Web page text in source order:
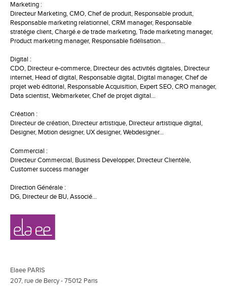
Marketing :
Directeur Marketing, CMO, Chef de produit, Responsable produit,
Responsable marketing relationnel, CRM manager, Responsable
stratégie client, Chargé.e de trade marketing, Trade marketing manager,
Product marketing manager, Responsable fidélisation…
Digital :
CDO, Directeur e-commerce, Directeur des activités digitales, Directeur
internet, Head of digital, Responsable digital, Digital manager, Chef de
projet web éditorial, Responsable Acquisition, Expert SEO, CRO manager,
Data scientist, Webmarketer, Chef de projet digital…
Création :
Directeur de création, Directeur artistique, Directeur artistique digital,
Designer, Motion designer, UX designer, Webdesigner…
Commercial :
Directeur Commercial, Business Developper, Directeur Clientèle,
Customer success manager
Direction Générale :
DG, Directeur de BU, Associé…
Navigation
secondaire
Elaee
Elaee PARIS
207, rue de Bercy - 75012 Paris